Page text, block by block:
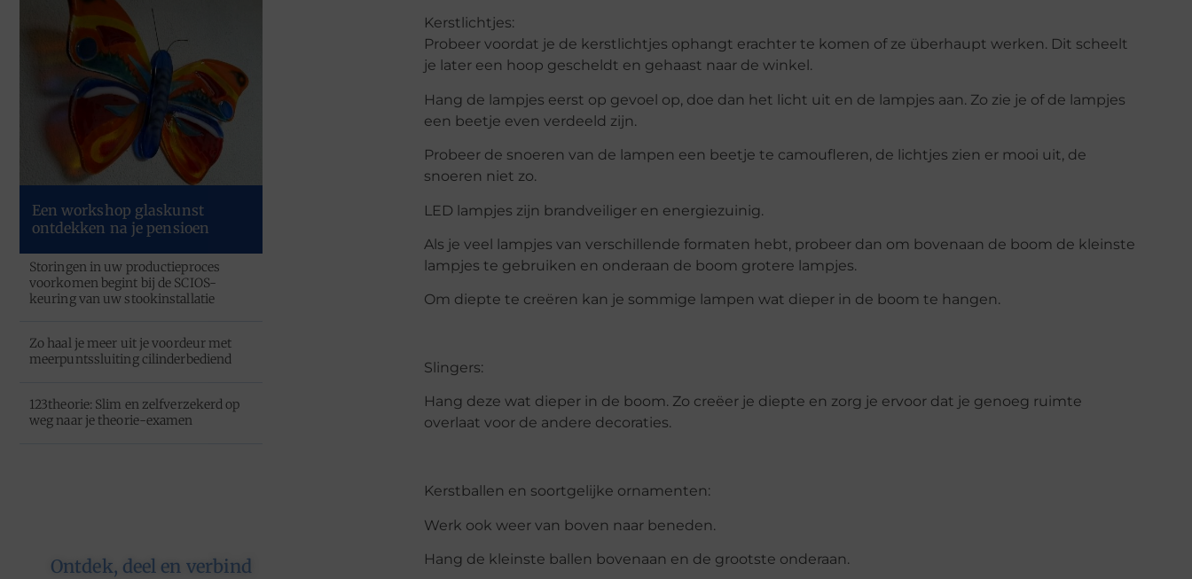
Een workshop glaskunst
ontdekken na je pensioen
Storingen in uw productieproces
voorkomen begint bij de SCIOS-
keuring van uw stookinstallatie
Zo haal je meer uit je voordeur met
meerpuntssluiting cilinderbediend
123theorie: Slim en zelfverzekerd op
weg naar je theorie-examen
Ontdek, deel en verbind
Kerstlichtjes:
Probeer voordat je de kerstlichtjes ophangt erachter te komen of ze überhaupt werken. Dit scheelt
je later een hoop gescheldt en gehaast naar de winkel.
Hang de lampjes eerst op gevoel op, doe dan het licht uit en de lampjes aan. Zo zie je of de lampjes
een beetje even verdeeld zijn.
Probeer de snoeren van de lampen een beetje te camoufleren, de lichtjes zien er mooi uit, de
snoeren niet zo.
LED lampjes zijn brandveiliger en energiezuinig.
Als je veel lampjes van verschillende formaten hebt, probeer dan om bovenaan de boom de kleinste
lampjes te gebruiken en onderaan de boom grotere lampjes.
Om diepte te creëren kan je sommige lampen wat dieper in de boom te hangen.
Slingers:
Hang deze wat dieper in de boom. Zo creëer je diepte en zorg je ervoor dat je genoeg ruimte
overlaat voor de andere decoraties.
Kerstballen en soortgelijke ornamenten:
Werk ook weer van boven naar beneden.
Hang de kleinste ballen bovenaan en de grootste onderaan.